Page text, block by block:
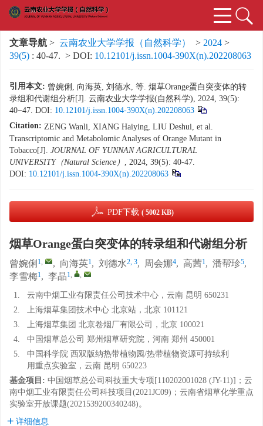
文章导航 > 云南农业大学学报（自然科学） > 2024 >
39(5) : 40-47. > DOI: 10.12101/j.issn.1004-390X(n).202208063
引用本文: 曾婉俐, 向海英, 刘德水, 等. 烟草Orange蛋白突变体的转
录组和代谢组分析[J]. 云南农业大学学报(自然科学), 2024, 39(5):
40−47. DOI: 10.12101/j.issn.1004-390X(n).202208063
Citation: ZENG Wanli, XIANG Haiying, LIU Deshui, et al.
Transcriptomic and Metabolomic Analyses of Orange Mutant in
Tobacco[J]. JOURNAL OF YUNNAN AGRICULTURAL
UNIVERSITY（Natural Science） , 2024, 39(5): 40-47.
DOI: 10.12101/j.issn.1004-390X(n).202208063
PDF下载 ( 5002 KB)
烟草Orange蛋白突变体的转录组和代谢组分析
曾婉俐 1, , 向海英1, 刘德水2, 3, 周会娜4, 高茜1, 潘帮珍5,
李雪梅1, 李晶1, ,
1.
云南中烟工业有限责任公司技术中心，云南 昆明 650231
2.
上海烟草集团技术中心 北京站，北京 101121
3.
上海烟草集团 北京卷烟厂有限公司，北京 100021
4.
中国烟草总公司 郑州烟草研究院，河南 郑州 450001
5.
中国科学院 西双版纳热带植物园/热带植物资源可持续利
用重点实验室，云南 昆明 650223
基金项目: 中国烟草总公司科技重大专项[110202001028 (JY-11)]；云
南中烟工业有限责任公司科技项目(2021JC09)；云南省烟草化学重点
实验室开放课题(2021539200340248)。
详细信息